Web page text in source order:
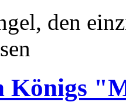
den
Königs